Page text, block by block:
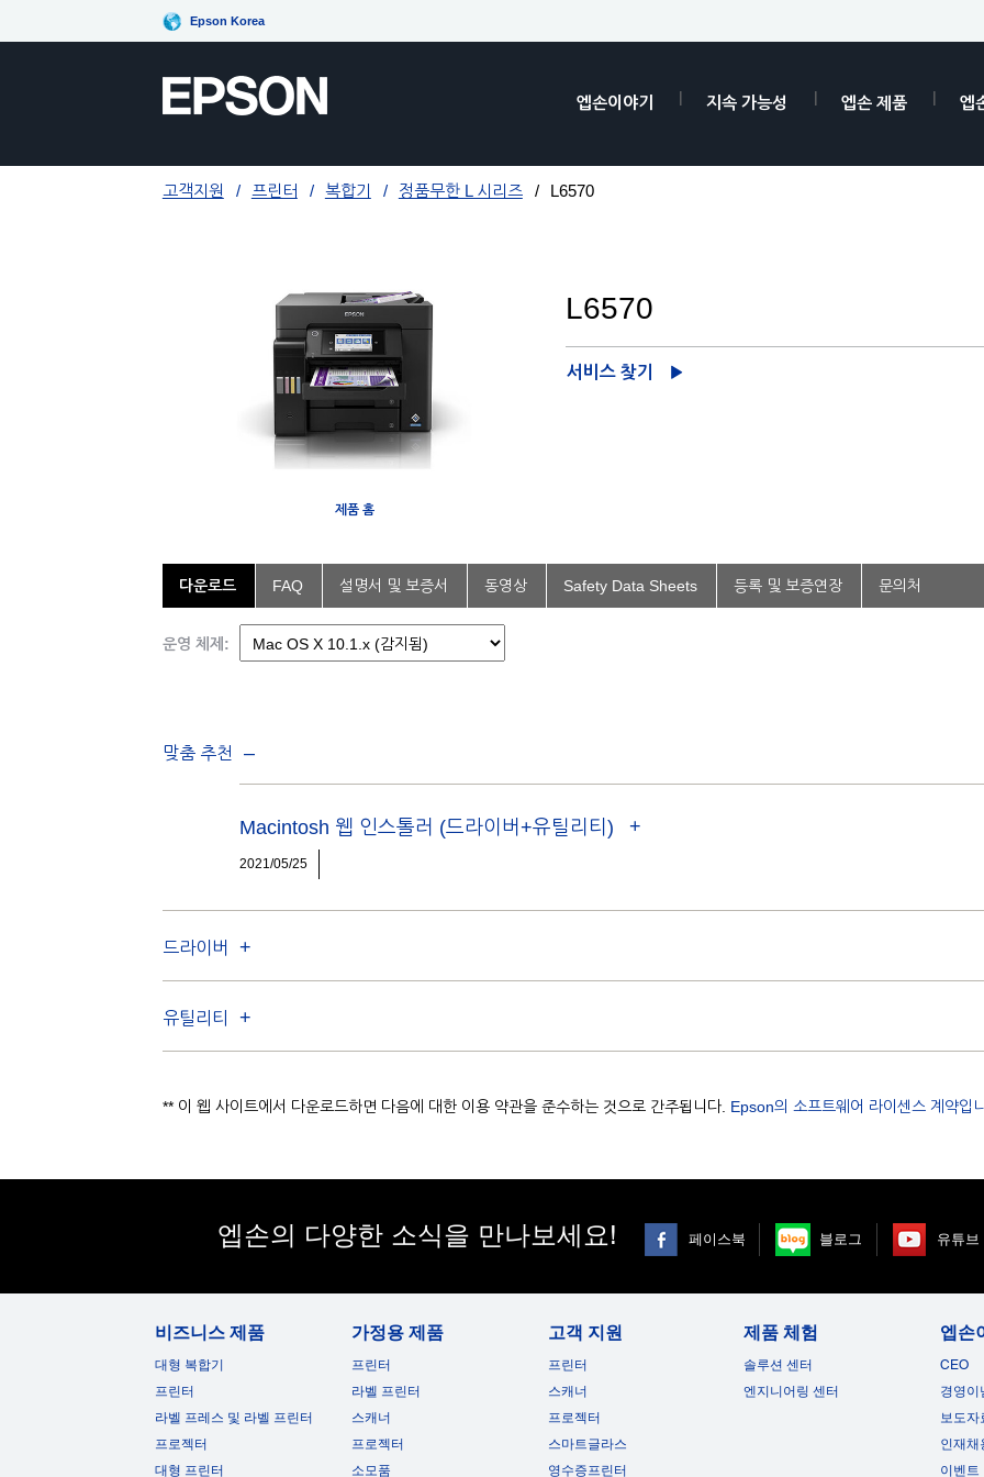
Epson Korea
엡손이야기 지속 가능성 엡손 제품 엡
고객지원 프린터 복합기 정품무한 L 시리즈 L6570
제품 홈
L6570
서비스 찾기
다운로드 FAQ 설명서 및 보증서 동영상 Safety Data Sheets 등록 및 보증연장 문의처
운영 체제:
맞춤 추천
Macintosh 웹 인스톨러 (드라이버+유틸리티)
2021/05/25
드라이버
유틸리티
** 이 웹 사이트에서 다운로드하면 다음에 대한 이용 약관을 준수하는 것으로 간주됩니다. Epson의 소프트웨어 라이센스 계약입
엡손의 다양한 소식을 만나보세요! 페이스북 블로그 유튜브
비즈니스 제품
대형 복합기
프린터
라벨 프레스 및 라벨 프린터
프로젝터
대형 프린터
가정용 제품
프린터
라벨 프린터
스캐너
프로젝터
소모품
고객 지원
프린터
스캐너
프로젝터
스마트글라스
영수증프린터
제품 체험
솔루션 센터
엔지니어링 센터
엡손
CEO
경영이
보도자
인재채
이벤트